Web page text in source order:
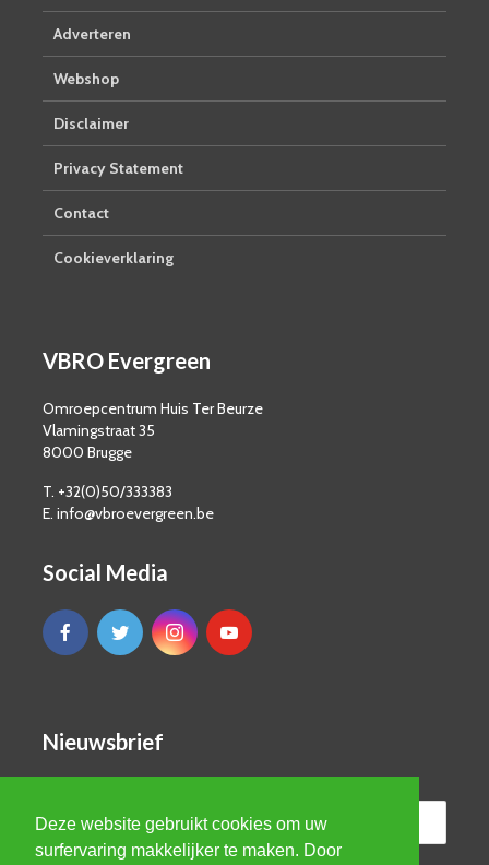
Deze website gebruikt cookies om uw
surfervaring makkelijker te maken. Door
Adverteren
Webshop
Disclaimer
Privacy Statement
Contact
Cookieverklaring
VBRO Evergreen
Omroepcentrum Huis Ter Beurze
Vlamingstraat 35
8000 Brugge
T. +32(0)50/333383
E. info@vbroevergreen.be
Social Media
Nieuwsbrief